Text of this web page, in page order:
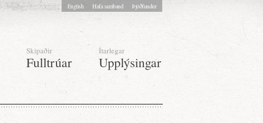
Skipaðir
Fulltrúar
Ítarlegar
Upplýsingar
English Hafa samband Þjóðfundur